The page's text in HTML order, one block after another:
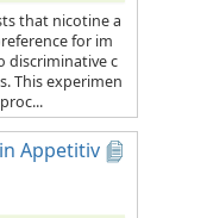
that nicotine a
for im
discriminative c
This experimen
Appetitiv